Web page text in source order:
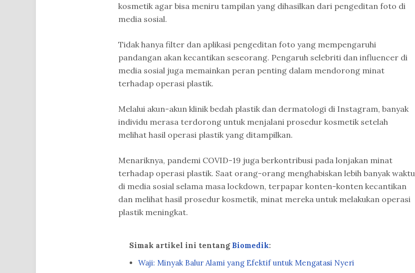
kosmetik agar bisa meniru tampilan yang dihasilkan dari pengeditan foto di
media sosial.
Tidak hanya filter dan aplikasi pengeditan foto yang mempengaruhi
pandangan akan kecantikan seseorang. Pengaruh selebriti dan influencer di
media sosial juga memainkan peran penting dalam mendorong minat
terhadap operasi plastik.
Melalui akun-akun klinik bedah plastik dan dermatologi di Instagram, banyak
individu merasa terdorong untuk menjalani prosedur kosmetik setelah
melihat hasil operasi plastik yang ditampilkan.
Menariknya, pandemi COVID-19 juga berkontribusi pada lonjakan minat
terhadap operasi plastik. Saat orang-orang menghabiskan lebih banyak waktu
di media sosial selama masa lockdown, terpapar konten-konten kecantikan
dan melihat hasil prosedur kosmetik, minat mereka untuk melakukan operasi
plastik meningkat.
Simak artikel ini tentang Biomedik:
Waji: Minyak Balur Alami yang Efektif untuk Mengatasi Nyeri